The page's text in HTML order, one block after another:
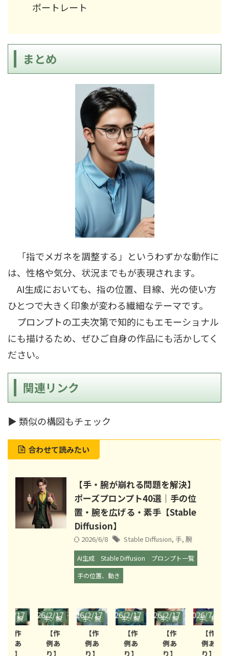
ポートレート
まとめ
「指でメガネを調整する」というわずかな動作に
は、性格や気分、状況までもが表現されます。
AI生成においても、指の位置、目線、光の使い方
ひとつで大きく印象が変わる繊細なテーマです。
プロンプトの工夫次第で知的にもエモーショナル
にも描けるため、ぜひご自身の作品にも活かしてく
ださい。
関連リンク
▶ 類似の構図もチェック
合わせて読みたい
【手・腕が崩れる問題を解決】
ポーズプロンプト40選｜手の位
置・腕を広げる・素手【Stable
Diffusion】
2026/6/8 Stable Diffusion, 手, 腕
AI生成 Stable Diffusion
プロンプト一覧
手の位置、動き
手、腕
の動き
2026/2/17
手、腕
の動き
2026/2/17
手、腕
の動き
2026/2/17
手、腕
の動き
2026/2/17
手、腕
の動き
2026/7/6